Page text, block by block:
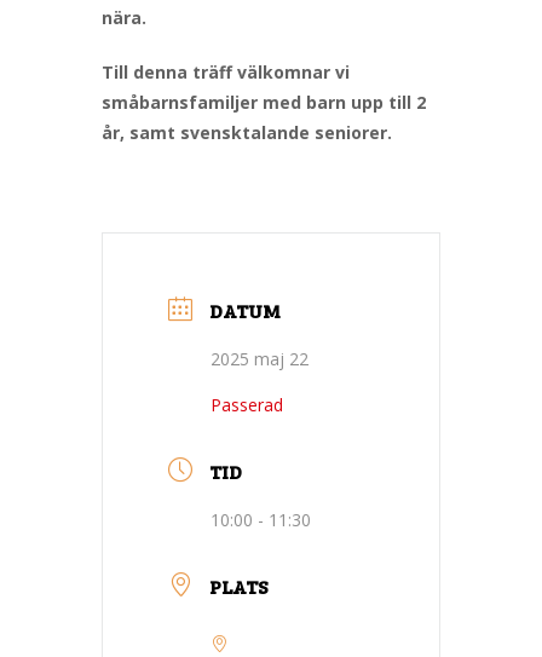
nära.
Till denna träff välkomnar vi
småbarnsfamiljer med barn upp till 2
år, samt svensktalande seniorer.
DATUM
2025 maj 22
Passerad
TID
10:00 - 11:30
PLATS